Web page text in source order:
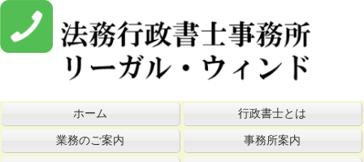
ホーム 行政書士とは
業務のご案内 事務所案内